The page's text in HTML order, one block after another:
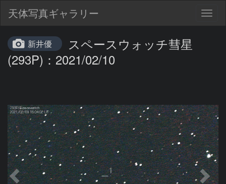
天体写真ギャラリー
新井優
スペースウォッチ彗星
(293P)：2021/02/10